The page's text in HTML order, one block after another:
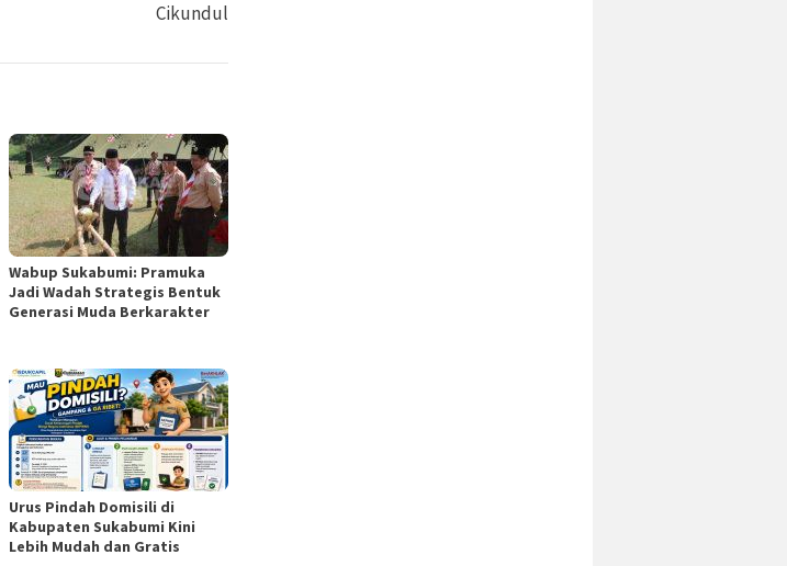
Cikundul
Wabup Sukabumi: Pramuka
Jadi Wadah Strategis Bentuk
Generasi Muda Berkarakter
Urus Pindah Domisili di
Kabupaten Sukabumi Kini
Lebih Mudah dan Gratis